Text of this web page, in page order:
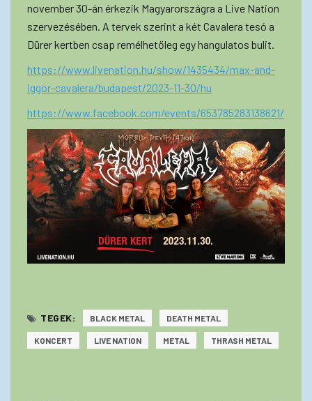
november 30-án érkezik Magyarországra a Live Nation
szervezésében. A tervek szerint a két Cavalera tesó a
Dürer kertben csap remélhetőleg egy hangulatos bulit.
https://www.livenation.hu/show/1435434/max-and-
iggor-cavalera/budapest/2023-11-30/hu
https://www.facebook.com/events/653785283138621/
TEGEK: BLACK METAL DEATH METAL
KONCERT LIVE NATION METAL THRASH METAL